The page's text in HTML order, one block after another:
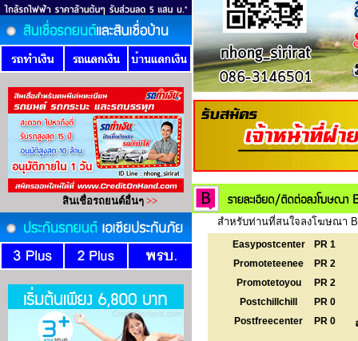
สำหรับท่านที่สนใจลงโฆษณา
Easypostcenter
PR 1
Promoteteenee
PR 2
Promotetoyou
PR 2
Postchillchill
PR 0
Postfreecenter
PR 0